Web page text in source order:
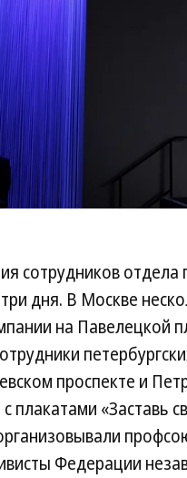
сотрудников
дня. В Москве
на Павелецкой
проспекте и
плакатами «Заставь
Федерации